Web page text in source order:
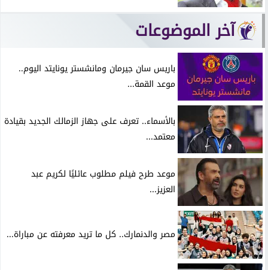
آخر الموضوعات
باريس سان جيرمان ومانشستر يونايتد اليوم..
موعد القمة...
بالأسماء.. تعرف على جهاز الزمالك الجديد بقيادة
معتمد...
موعد طرح فيلم مطلوب عائليًا لكريم عبد
العزيز...
مصر والدنمارك.. كل ما تريد معرفته عن مباراة...